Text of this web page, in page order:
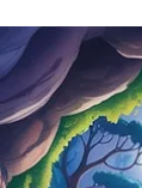
Diese
silbernen
Maus Pippa
Nacht-
wahre